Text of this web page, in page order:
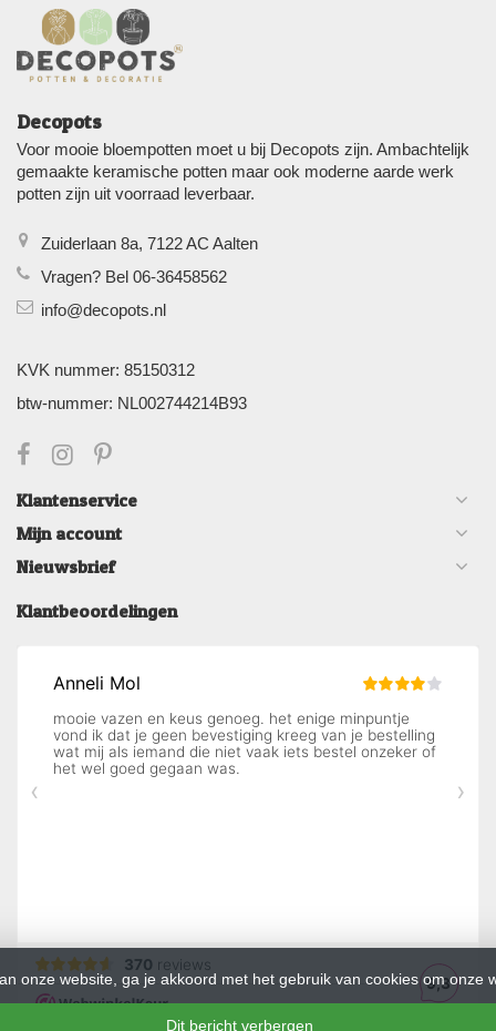
Decopots
Voor mooie bloempotten moet u bij Decopots zijn. Ambachtelijk
gemaakte keramische potten maar ook moderne aarde werk
potten zijn uit voorraad leverbaar.
Zuiderlaan 8a, 7122 AC Aalten
Vragen? Bel 06-36458562
info@decopots.nl
KVK nummer: 85150312
btw-nummer: NL002744214B93
Klantenservice
Mijn account
Nieuwsbrief
Klantbeoordelingen
onze website, ga je akkoord met het gebruik van cookies om onze
Dit bericht verbergen